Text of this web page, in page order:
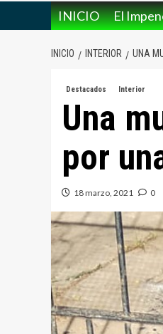
INICIO El
INICIO INTERIOR UNA
Destacados Interior
Una
por
18 marzo, 2021 0